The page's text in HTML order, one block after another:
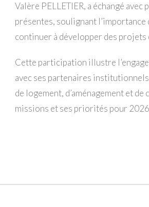
Valère PELLETIER, a échangé
présentes, soulignant
continuer à développer des projets
Cette participation illustre
avec ses partenaires
de logement, d’aménagement et
missions et ses priorités pour